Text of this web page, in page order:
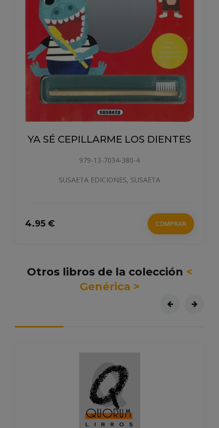
DIENTES
COMPRAR
YA SÉ LEER LA
SUSAETA EDICIONES,
Otros libros de la colección <
Genérica >